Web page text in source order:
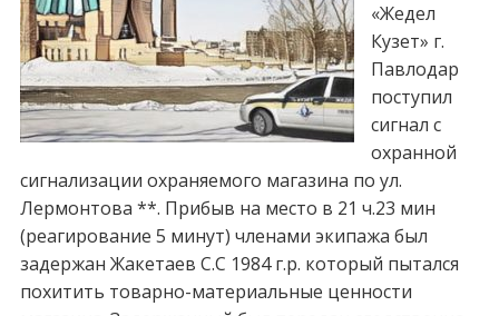
«Жедел
Кузет» г.
Павлодар
поступил
сигнал с
охранной
сигнализации охраняемого магазина по ул.
Лермонтова **. Прибыв на место в 21 ч.23 мин
(реагирование 5 минут) членами экипажа был
задержан Жакетаев С.С 1984 г.р. который пытался
похитить товарно-материальные ценности